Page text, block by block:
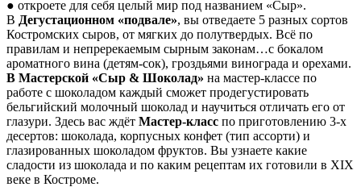
● откроете для себя целый мир под названием «Сыр».
В Дегустационном «подвале», вы отведаете 5 разных сортов
Костромских сыров, от мягких до полутвердых. Всё по
правилам и непререкаемым сырным законам…с бокалом
ароматного вина (детям-сок), гроздьями винограда и орехами.
В Мастерской «Сыр & Шоколад» на мастер-классе по
работе с шоколадом каждый сможет продегустировать
бельгийский молочный шоколад и научиться отличать его от
глазури. Здесь вас ждёт Мастер-класс по приготовлению 3-х
десертов: шоколада, корпусных конфет (тип ассорти) и
глазированных шоколадом фруктов. Вы узнаете какие
сладости из шоколада и по каким рецептам их готовили в XIX
веке в Костроме.